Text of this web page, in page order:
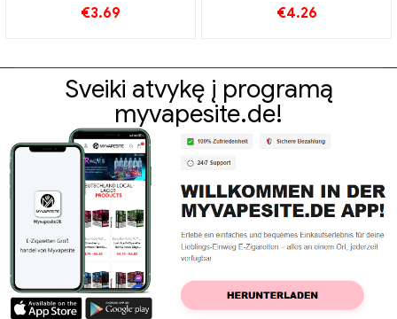
€3.69 €4.26
Sveiki atvykę į programą
myvapesite.de!